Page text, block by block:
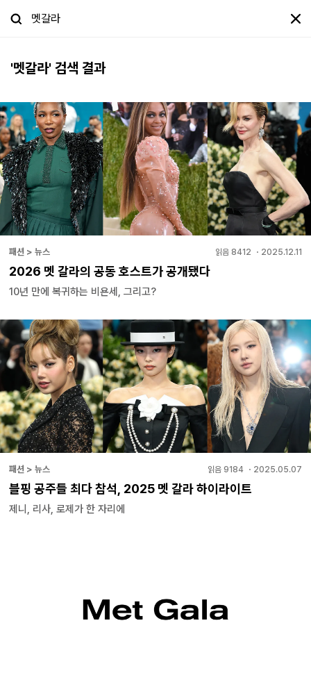
'멧갈라' 검색 결과
패션 > 뉴스 읽음 8412 ・ 2025.12.11
2026 멧 갈라의 공동 호스트가 공개됐다
10년 만에 복귀하는 비욘세, 그리고?
패션 > 뉴스 읽음 9184 ・ 2025.05.07
블핑 공주들 최다 참석, 2025 멧 갈라 하이라이트
제니, 리사, 로제가 한 자리에